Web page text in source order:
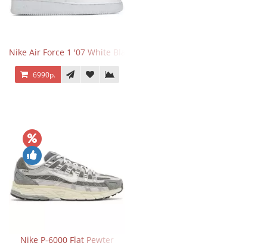
Nike Air Force 1 '07 White Black
6990р.
Nike P-6000 Flat Pewter